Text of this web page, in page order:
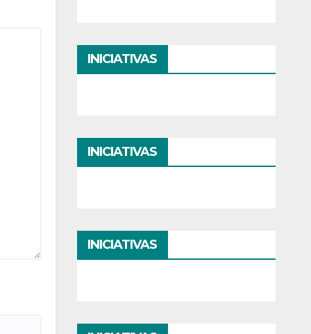
INICIATIVAS
INICIATIVAS
INICIATIVAS